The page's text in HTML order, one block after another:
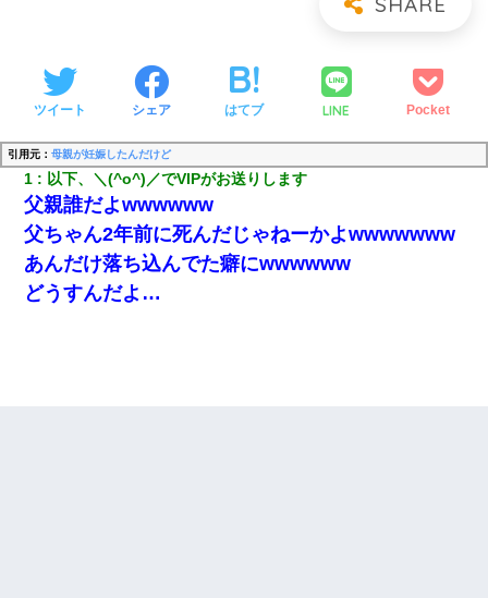
ツイート シェア はてブ LINE Pocket
引用元： 母親が妊娠したんだけど
1 以下、＼(^o^)／でVIPがお送りします
父親誰だよwwwwww
父ちゃん2年前に死んだじゃねーかよwwwwwww
あんだけ落ち込んでた癖にwwwwww
どうすんだよ…